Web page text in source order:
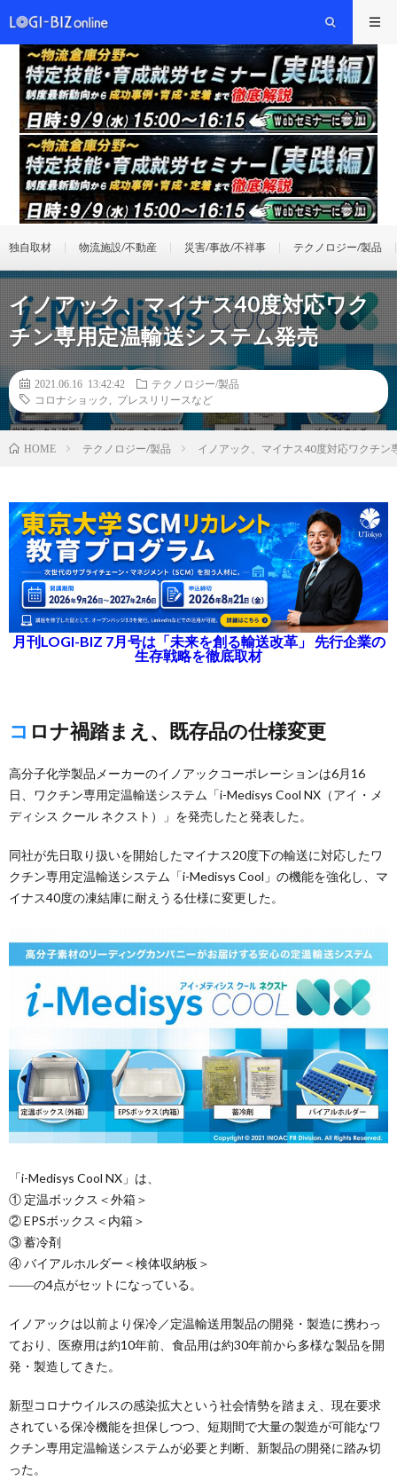
独自取材 物流施設/不動産 災害/事故/不祥事 テクノロジー/製品
イノアック、マイナス40度対応ワク
チン専用定温輸送システム発売
2021.06.16 13:42:42
テクノロジー/製品
コロナショック
プレスリリースなど
HOME テクノロジー/製品 イノアック、マイナス40度対応ワクチン
月刊LOGI-BIZ 7月号は「未来を創る輸送改革」 先行企業の
生存戦略を徹底取材
コロナ禍踏まえ、既存品の仕様変更
高分子化学製品メーカーのイノアックコーポレーションは6月16
日、ワクチン専用定温輸送システム「i-Medisys Cool NX（アイ・メ
ディシス クール ネクスト）」を発売したと発表した。
同社が先日取り扱いを開始したマイナス20度下の輸送に対応したワ
クチン専用定温輸送システム「i-Medisys Cool」の機能を強化し、マ
イナス40度の凍結庫に耐えうる仕様に変更した。
「i-Medisys Cool NX」は、
① 定温ボックス＜外箱＞
② EPSボックス＜内箱＞
③ 蓄冷剤
④ バイアルホルダー＜検体収納板＞
――の4点がセットになっている。
イノアックは以前より保冷／定温輸送用製品の開発・製造に携わっ
ており、医療用は約10年前、食品用は約30年前から多様な製品を開
発・製造してきた。
新型コロナウイルスの感染拡大という社会情勢を踏まえ、現在要求
されている保冷機能を担保しつつ、短期間で大量の製造が可能なワ
クチン専用定温輸送システムが必要と判断、新製品の開発に踏み切
った。